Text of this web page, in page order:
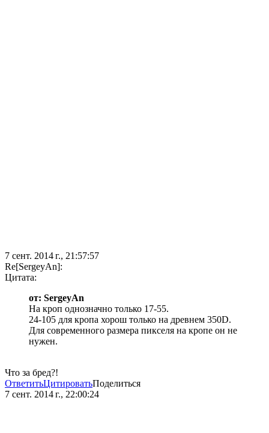
7 сент. 2014 г., 21:57:57
Re[SergeyAn]:
Цитата:
от: SergeyAn
На кроп однозначно только 17-55.
24-105 для кропа хорош только на древнем 350D.
Для современного размера пикселя на кропе он не
нужен.
Что за бред?!
ОтветитьЦитироватьПоделиться
7 сент. 2014 г., 22:00:24